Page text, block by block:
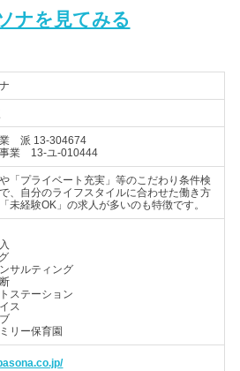
ナを見てみる
業 派 13-304674
事業 13-ユ-010444
や「プライベート充実」等のこだわり条件検
、自分のライフスタイルに合わせた働き方
未経験OK」の求人が多いのも特徴です。
サルティング
ステーション
ス
リー保育園